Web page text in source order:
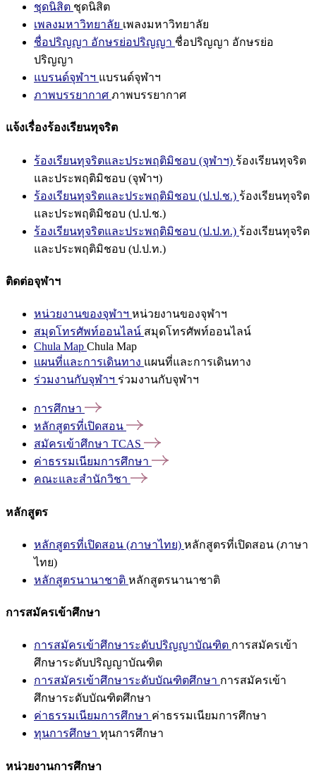
ชุดนิสิต ชุดนิสิต
เพลงมหาวิทยาลัย เพลงมหาวิทยาลัย
ชื่อปริญญา อักษรย่อปริญญา ชื่อปริญญา อักษรย่อ
ปริญญา
แบรนด์จุฬาฯ แบรนด์จุฬาฯ
ภาพบรรยากาศ ภาพบรรยากาศ
แจ้งเรื่องร้องเรียนทุจริต
ร้องเรียนทุจริตและประพฤติมิชอบ (จุฬาฯ) ร้องเรียนทุจริต
และประพฤติมิชอบ (จุฬาฯ)
ร้องเรียนทุจริตและประพฤติมิชอบ (ป.ป.ช.) ร้องเรียนทุจริต
และประพฤติมิชอบ (ป.ป.ช.)
ร้องเรียนทุจริตและประพฤติมิชอบ (ป.ป.ท.) ร้องเรียนทุจริต
และประพฤติมิชอบ (ป.ป.ท.)
ติดต่อจุฬาฯ
หน่วยงานของจุฬาฯ หน่วยงานของจุฬาฯ
สมุดโทรศัพท์ออนไลน์ สมุดโทรศัพท์ออนไลน์
Chula Map Chula Map
แผนที่และการเดินทาง แผนที่และการเดินทาง
ร่วมงานกับจุฬาฯ ร่วมงานกับจุฬาฯ
การศึกษา
หลักสูตรที่เปิดสอน
สมัครเข้าศึกษา TCAS
ค่าธรรมเนียมการศึกษา
คณะและสำนักวิชา
หลักสูตร
หลักสูตรที่เปิดสอน (ภาษาไทย) หลักสูตรที่เปิดสอน (ภาษา
ไทย)
หลักสูตรนานาชาติ หลักสูตรนานาชาติ
การสมัครเข้าศึกษา
การสมัครเข้าศึกษาระดับปริญญาบัณฑิต การสมัครเข้า
ศึกษาระดับปริญญาบัณฑิต
การสมัครเข้าศึกษาระดับบัณฑิตศึกษา การสมัครเข้า
ศึกษาระดับบัณฑิตศึกษา
ค่าธรรมเนียมการศึกษา ค่าธรรมเนียมการศึกษา
ทุนการศึกษา ทุนการศึกษา
หน่วยงานการศึกษา